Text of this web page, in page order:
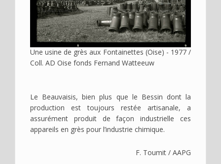
Une usine de grès aux Fontainettes (Oise) - 1977 /
Coll. AD Oise fonds Fernand Watteeuw
Le Beauvaisis, bien plus que le Bessin dont la
production est toujours restée artisanale, a
assurément produit de façon industrielle ces
appareils en grès pour l’industrie chimique.
F. Toumit / AAPG